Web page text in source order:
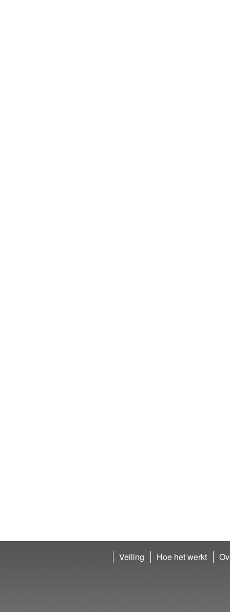
Veiling Hoe het werkt